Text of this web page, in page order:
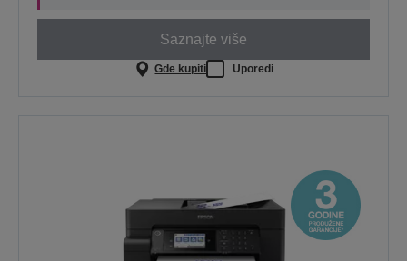
Saznajte više
Gde kupiti Uporedi